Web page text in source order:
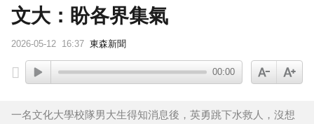
文大：盼各界集氣
2026-05-12 16:37 東森新聞
00:00
一名文化大學校隊男大生得知消息後，英勇跳下水救人，沒想